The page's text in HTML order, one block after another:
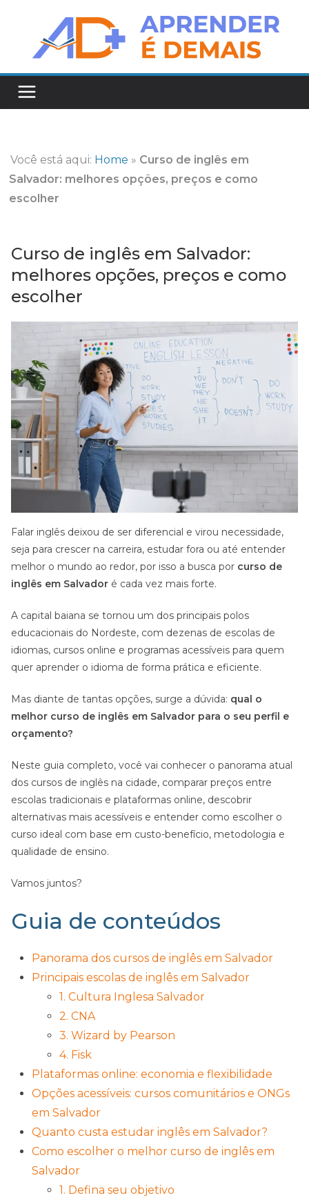
Você está aqui: Home » Curso de inglês em
Salvador: melhores opções, preços e como
escolher
Curso de inglês em Salvador:
melhores opções, preços e como
escolher
Falar inglês deixou de ser diferencial e virou necessidade,
seja para crescer na carreira, estudar fora ou até entender
melhor o mundo ao redor, por isso a busca por curso de
inglês em Salvador é cada vez mais forte.
A capital baiana se tornou um dos principais polos
educacionais do Nordeste, com dezenas de escolas de
idiomas, cursos online e programas acessíveis para quem
quer aprender o idioma de forma prática e eficiente.
Mas diante de tantas opções, surge a dúvida: qual o
melhor curso de inglês em Salvador para o seu perfil e
orçamento?
Neste guia completo, você vai conhecer o panorama atual
dos cursos de inglês na cidade, comparar preços entre
escolas tradicionais e plataformas online, descobrir
alternativas mais acessíveis e entender como escolher o
curso ideal com base em custo-benefício, metodologia e
qualidade de ensino.
Vamos juntos?
Guia de conteúdos
Panorama dos cursos de inglês em Salvador
Principais escolas de inglês em Salvador
1. Cultura Inglesa Salvador
2. CNA
3. Wizard by Pearson
4. Fisk
Plataformas online: economia e flexibilidade
Opções acessíveis: cursos comunitários e ONGs
em Salvador
Quanto custa estudar inglês em Salvador?
Como escolher o melhor curso de inglês em
Salvador
1. Defina seu objetivo